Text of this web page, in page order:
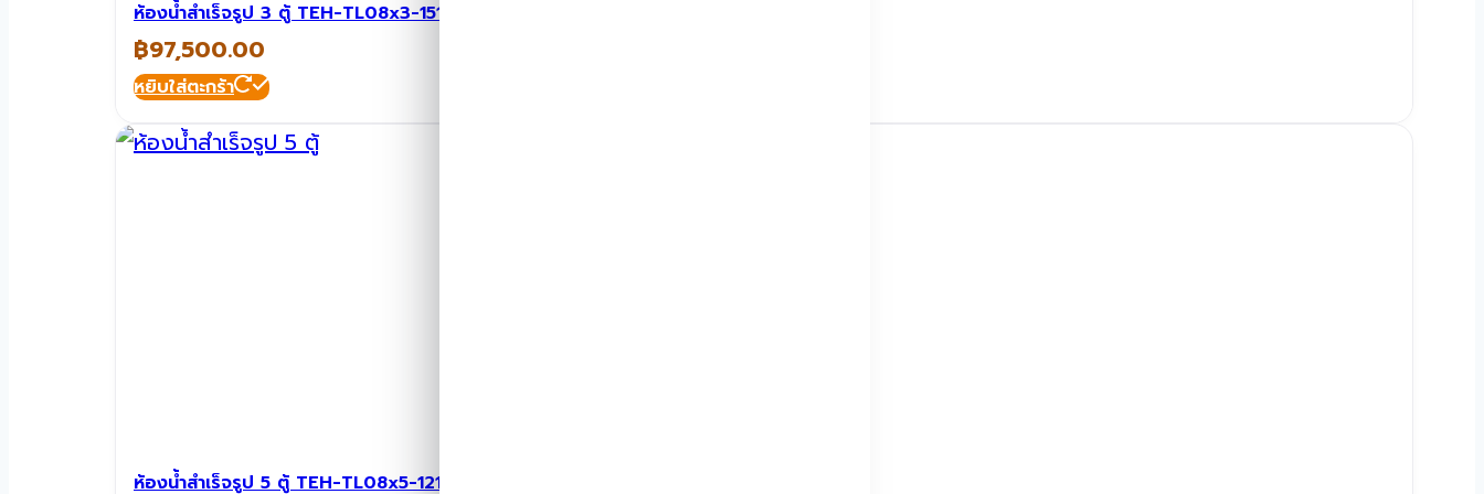
ห้องน้ำสำเร็จรูป 3 ตู้ TEH-TL08x3-1515
฿97,500.00
หยิบใส่ตะกร้า
ห้องน้ำสำเร็จรูป 5 ตู้ TEH-TL08x5-1212